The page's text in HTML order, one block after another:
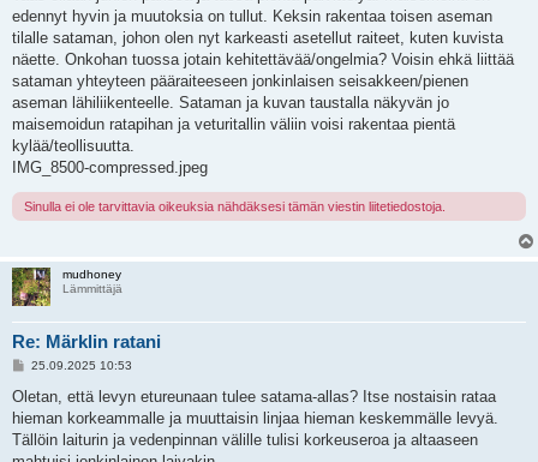
t
i
edennyt hyvin ja muutoksia on tullut. Keksin rakentaa toisen aseman
tilalle sataman, johon olen nyt karkeasti asetellut raiteet, kuten kuvista
näette. Onkohan tuossa jotain kehitettävää/ongelmia? Voisin ehkä liittää
sataman yhteyteen pääraiteeseen jonkinlaisen seisakkeen/pienen
aseman lähiliikenteelle. Sataman ja kuvan taustalla näkyvän jo
maisemoidun ratapihan ja veturitallin väliin voisi rakentaa pientä
kylää/teollisuutta.
IMG_8500-compressed.jpeg
Sinulla ei ole tarvittavia oikeuksia nähdäksesi tämän viestin liitetiedostoja.
mudhoney
Lämmittäjä
Re: Märklin ratani
V
e
t
i
25.09.2025 10:53
Oletan, että levyn etureunaan tulee satama-allas? Itse nostaisin rataa
hieman korkeammalle ja muuttaisin linjaa hieman keskemmälle levyä.
Tällöin laiturin ja vedenpinnan välille tulisi korkeuseroa ja altaaseen